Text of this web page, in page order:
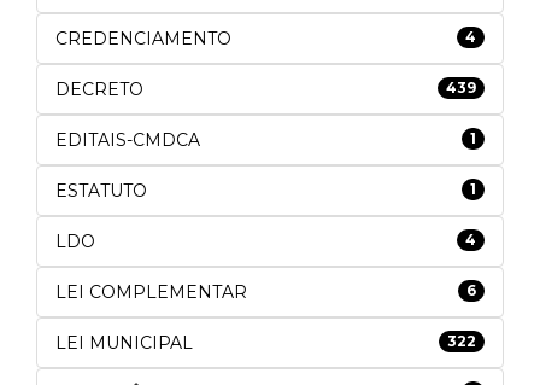
CREDENCIAMENTO 4
DECRETO 439
EDITAIS-CMDCA 1
ESTATUTO 1
LDO 4
LEI COMPLEMENTAR 6
LEI MUNICIPAL 322